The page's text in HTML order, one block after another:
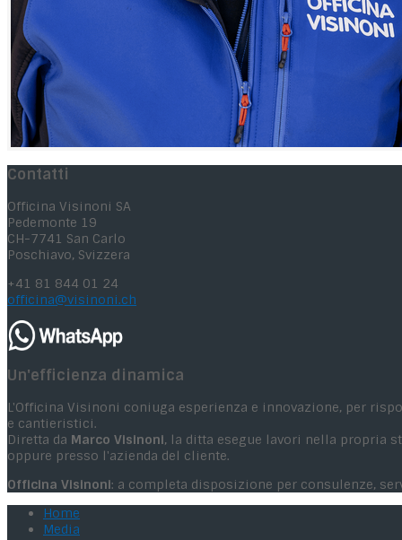
Contatti
Officina Visinoni SA
Pedemonte 19
CH-7741 San Carlo
Poschiavo, Svizzera
+41 81 844 01 24
officina@visinoni.ch
Un'efficienza dinamica
L'Officina Visinoni coniuga esperienza e innovazione, per
e cantieristici.
Diretta da Marco Visinoni, la ditta esegue lavori nella propria
oppure presso l'azienda del cliente.
Officina Visinoni: a completa disposizione per consulenze,
Home
Media